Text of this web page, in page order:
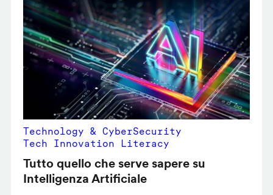
Technology & CyberSecurity
Tech Innovation Literacy
Tutto quello che serve sapere su
Intelligenza Artificiale